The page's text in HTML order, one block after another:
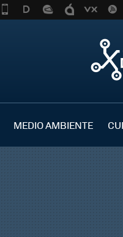
MEDIO AMBIENTE